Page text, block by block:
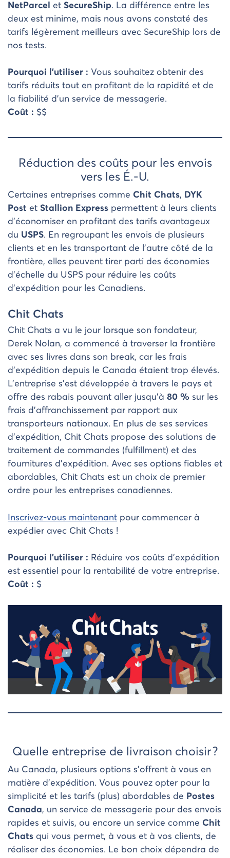
NetParcel et SecureShip. La différence entre les
deux est minime, mais nous avons constaté des
tarifs légèrement meilleurs avec SecureShip lors de
nos tests.
Pourquoi l’utiliser : Vous souhaitez obtenir des
tarifs réduits tout en profitant de la rapidité et de
la fiabilité d’un service de messagerie.
Coût : $$
Réduction des coûts pour les envois
vers les É.-U.
Certaines entreprises comme Chit Chats, DYK
Post et Stallion Express permettent à leurs clients
d’économiser en profitant des tarifs avantageux
du USPS. En regroupant les envois de plusieurs
clients et en les transportant de l’autre côté de la
frontière, elles peuvent tirer parti des économies
d’échelle du USPS pour réduire les coûts
d’expédition pour les Canadiens.
Chit Chats
Chit Chats a vu le jour lorsque son fondateur,
Derek Nolan, a commencé à traverser la frontière
avec ses livres dans son break, car les frais
d’expédition depuis le Canada étaient trop élevés.
L’entreprise s’est développée à travers le pays et
offre des rabais pouvant aller jusqu’à 80 % sur les
frais d’affranchissement par rapport aux
transporteurs nationaux. En plus de ses services
d’expédition, Chit Chats propose des solutions de
traitement de commandes (fulfillment) et des
fournitures d’expédition. Avec ses options fiables et
abordables, Chit Chats est un choix de premier
ordre pour les entreprises canadiennes.
Inscrivez-vous maintenant pour commencer à
expédier avec Chit Chats !
Pourquoi l’utiliser : Réduire vos coûts d’expédition
est essentiel pour la rentabilité de votre entreprise.
Coût : $
Quelle entreprise de livraison choisir ?
Au Canada, plusieurs options s’offrent à vous en
matière d’expédition. Vous pouvez opter pour la
simplicité et les tarifs (plus) abordables de Postes
Canada, un service de messagerie pour des envois
rapides et suivis, ou encore un service comme Chit
Chats qui vous permet, à vous et à vos clients, de
réaliser des économies. Le bon choix dépendra de